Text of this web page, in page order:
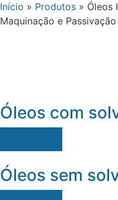
Início » Produtos » Óleos
Maquinação e Passivação
Óleos com
Óleos sem